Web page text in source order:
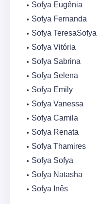
Sofya Eugênia
Sofya Fernanda
Sofya TeresaSofya
Sofya Vitória
Sofya Sabrina
Sofya Selena
Sofya Emily
Sofya Vanessa
Sofya Camila
Sofya Renata
Sofya Thamires
Sofya Sofya
Sofya Natasha
Sofya Inês